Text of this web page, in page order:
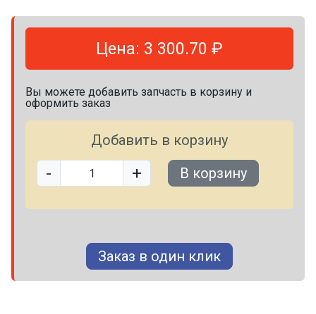
Цена: 3 300.70 ₽
Вы можете добавить запчасть в корзину и
оформить заказ
Добавить в корзину
- + В корзину
Заказ в один клик